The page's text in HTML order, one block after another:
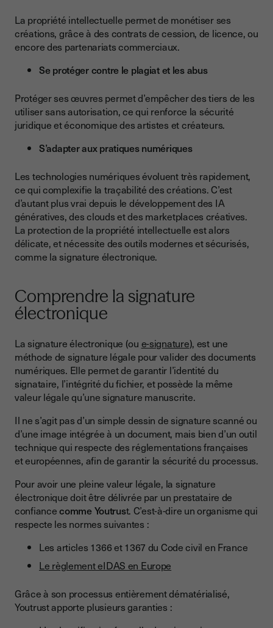
La propriété intellectuelle permet de monétiser ses
créations, grâce à des contrats de cession, de licence, ou
encore des partenariats commerciaux.
Se protéger contre le plagiat et les abus
Protéger ses œuvres permet d’empêcher des tiers de les
utiliser sans autorisation, ce qui renforce la sécurité
juridique et économique des artistes et créateurs.
S’adapter aux pratiques numériques
Les technologies numériques évoluent très rapidement,
ce qui complexifie la traçabilité des créations. C’est
d’autant plus vrai depuis le développement des IA
génératives, des clouds et des marketplaces créatives.
La protection de la propriété intellectuelle est alors
délicate, et nécessite des outils modernes et sécurisés,
comme la signature électronique.
Comprendre la signature
électronique
La signature électronique (ou e-signature), est une
méthode de signature légale pour valider des documents
numériques. Elle permet de garantir l’identité du
signataire, l’intégrité du fichier, et possède la même
valeur légale qu’une signature manuscrite.
Il ne s’agit pas d’un simple dessin de signature scanné ou
d’une image intégrée à un document, mais bien d’un outil
technique qui respecte des réglementations françaises
et européennes, afin de garantir la sécurité du processus.
Pour avoir une pleine valeur légale, la signature
électronique doit être délivrée par un prestataire de
confiancecomme Youtrust. C’est-à-dire un organisme qui
respecte les normes suivantes :
Les articles 1366 et 1367 du Code civil en France
Le règlement eIDAS en Europe
Grâce à son processus entièrement dématérialisé,
Youtrust apporte plusieurs garanties :